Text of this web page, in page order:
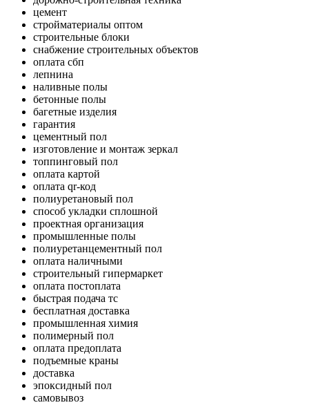
цемент
стройматериалы оптом
строительные блоки
снабжение строительных объектов
оплата сбп
лепнина
наливные полы
бетонные полы
багетные изделия
гарантия
цементный пол
изготовление и монтаж зеркал
топпинговый пол
оплата картой
оплата qr-код
полиуретановый пол
способ укладки сплошной
проектная организация
промышленные полы
полиуретанцементный пол
оплата наличными
строительный гипермаркет
оплата постоплата
быстрая подача тс
бесплатная доставка
промышленная химия
полимерный пол
оплата предоплата
подъемные краны
доставка
эпоксидный пол
самовывоз